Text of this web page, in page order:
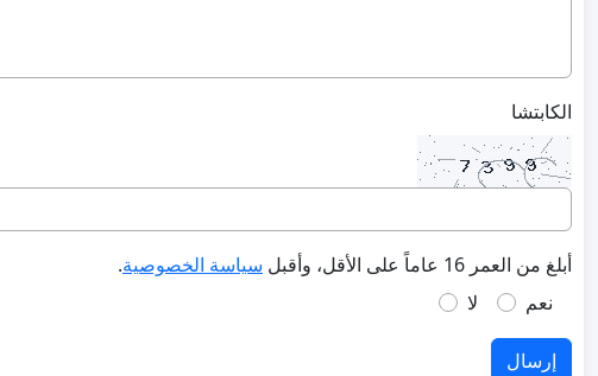
الكابتشا
أبلغ من العمر 16 عاماً على الأقل، وأقبل سياسة الخصوصية.
نعم
لا
إرسال